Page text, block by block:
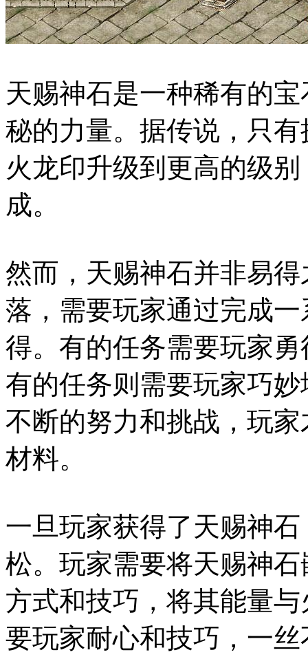
天赐神石是一种稀有的
秘的力量。据传说，只
火龙印升级到更高的级
成。
然而，天赐神石并非易
落，需要玩家通过完成
得。有的任务需要玩家
有的任务则需要玩家巧
不断的努力和挑战，玩
材料。
一旦玩家获得了天赐神
松。玩家需要将天赐神
方式和技巧，将其能量
要玩家耐心和技巧，一